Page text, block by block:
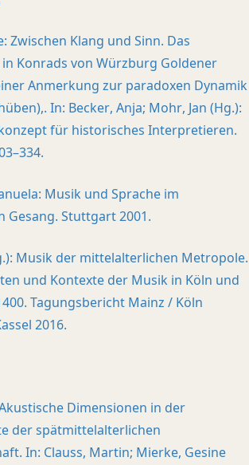
Zwischen Klang und Sinn. Das
Konrads von Würzburg Goldener
Anmerkung zur paradoxen Dynamik
In: Becker, Anja; Mohr, Jan (Hg.):
für historisches Interpretieren.
Musik und Sprache im
Gesang. Stuttgart 2001.
Musik der mittelalterlichen Metropole.
und Kontexte der Musik in Köln und
Tagungsbericht Mainz / Köln
2016.
Dimensionen in der
der spätmittelalterlichen
In: Clauss, Martin; Mierke, Gesine